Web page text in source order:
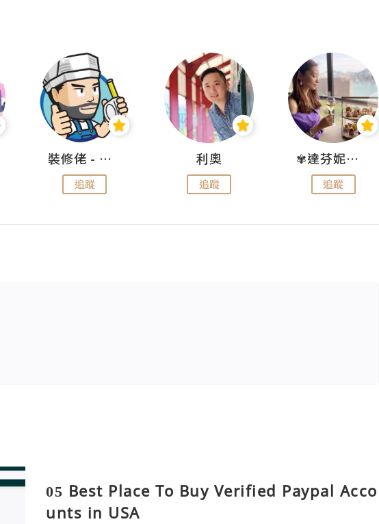
裝修佬 - 香港一站式網上裝修平台
追蹤
利奧
追蹤
✾達芬妮•愛孩子•愛生活✾
追蹤
05 Best Place To Buy Verified Paypal Acco
unts in USA